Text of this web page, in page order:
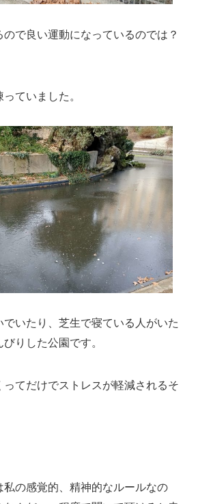
で良い運動になっているのでは？
ていました。
いたり、芝生で寝ている人がいた
りした公園です。
てだけでストレスが軽減されるそ
私の感覚的、精神的なルールなの